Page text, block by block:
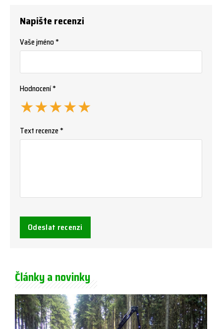
Napište recenzi
Vaše jméno *
Hodnocení *
★
★
★
★
★
Text recenze *
Odeslat recenzi
Články a novinky